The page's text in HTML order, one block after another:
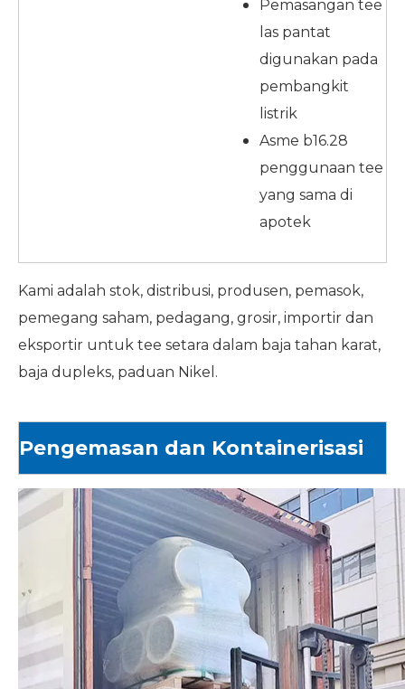
Pemasangan tee
las pantat
digunakan pada
pembangkit
listrik
Asme b16.28
penggunaan tee
yang sama di
apotek
Kami adalah stok, distribusi, produsen, pemasok,
pemegang saham, pedagang, grosir, importir dan
eksportir untuk tee setara dalam baja tahan karat,
baja dupleks, paduan Nikel.
Pengemasan dan Kontainerisasi